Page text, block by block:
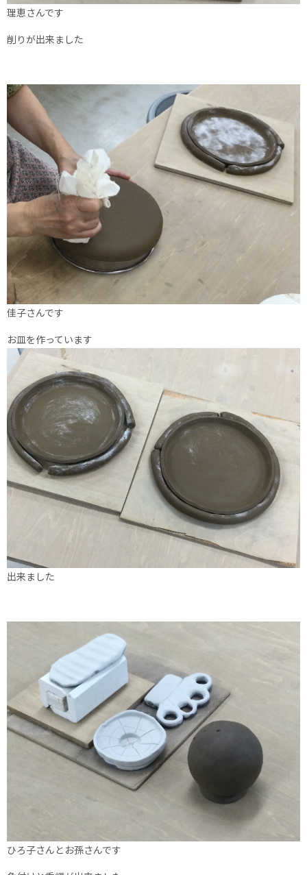
理恵さんです
削りが出来ました
佳子さんです
お皿を作っています
出来ました
ひろ子さんとお孫さんです